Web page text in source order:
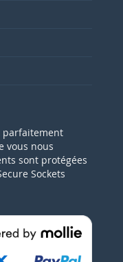
parfaitement
vous nous
sont protégées
Sockets